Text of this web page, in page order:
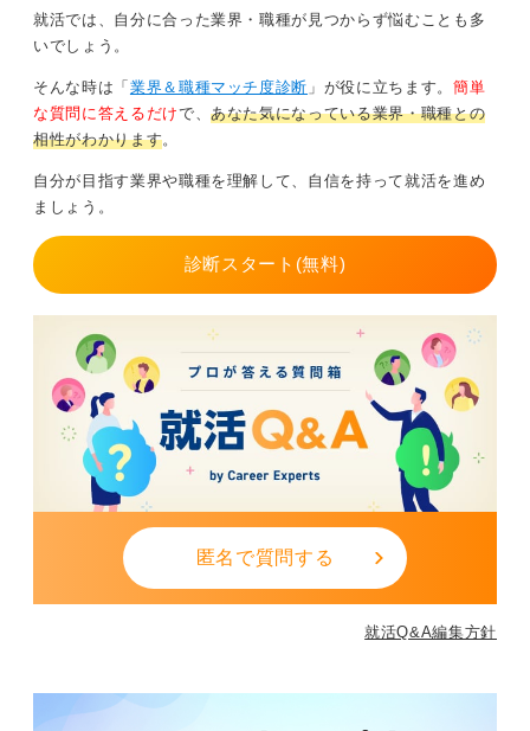
④見出し・ビジュアル・CTAを工夫する「クリエイティ
⑤KPIとラグ指標の分解などをおこなう「計測」
ときには数字が出ずしんどいこともあり、壮大な業務領
域だと感じる人もいるかもしれません。
まずは一領域（例： SEO記事の構成→公開→順位・CV
検証）でPDCAの型を体得すると、ほかの領域にも転用
しやすいです。
たとえば、SEO記事を作ってみましょう。「構成」「公
開」「順位・CV検証」といった流れを踏むと、PDCAの
型が理解できます。
就活では、自分に合った業界・職種が見つからず悩むことも多
いでしょう。
そんな時は「 業界＆職種マッチ度診断 」が役に立ちます。 簡単
な質問に答えるだけで、あなた気になっている業界・職種との
相性がわかります。
自分が目指す業界や職種を理解して、自信を持って就活を進め
ましょう。
診断スタート(無料)
匿名で質問する
就活Q&A編集方針